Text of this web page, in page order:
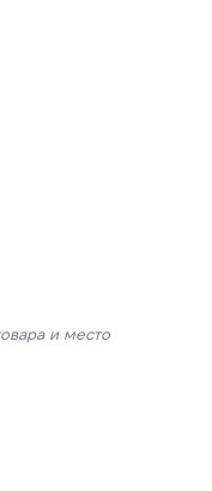
и место